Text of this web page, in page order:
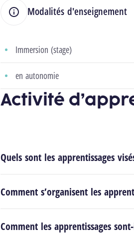
Modalités d'enseignement
Immersion (stage)
en autonomie
Activité
Quels sont les apprentissages
Comment s’organisent les
Comment les apprentissages